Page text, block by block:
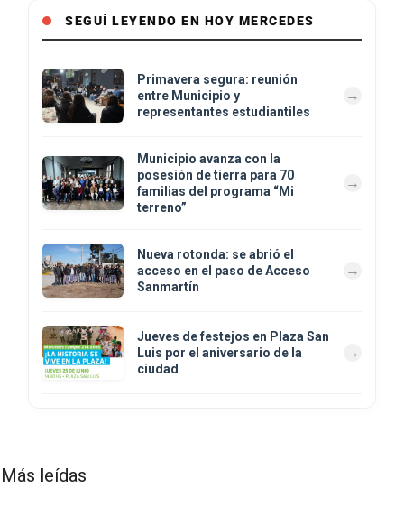
SEGUÍ LEYENDO EN HOY MERCEDES
Primavera segura: reunión
entre Municipio y
representantes estudiantiles
Municipio avanza con la
posesión de tierra para 70
familias del programa “Mi
terreno”
Nueva rotonda: se abrió el
acceso en el paso de Acceso
Sanmartín
Jueves de festejos en Plaza San
Luis por el aniversario de la
ciudad
Más leídas